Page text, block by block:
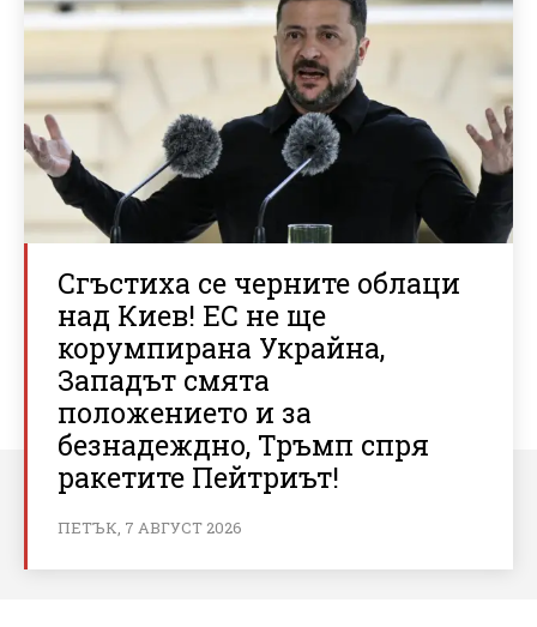
Сгъстиха се черните облаци
над Киев! ЕС не ще
корумпирана Украйна,
Западът смята
положението и за
безнадеждно, Тръмп спря
ракетите Пейтриът!
ПЕТЪК, 7 АВГУСТ 2026